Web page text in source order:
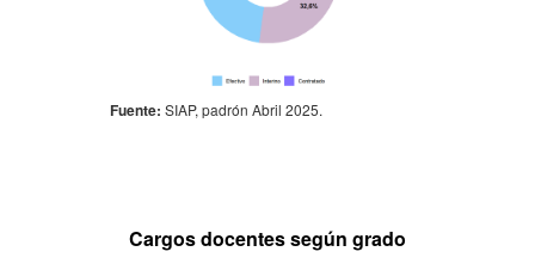
Fuente: SIAP, padrón Abril 2025.
Cargos docentes según grado